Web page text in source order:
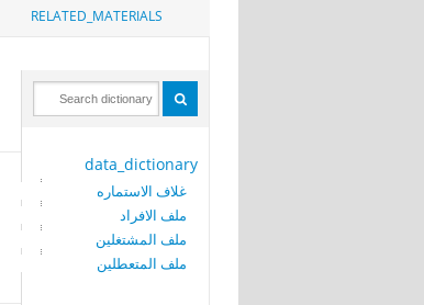
RELATED_MATERIALS
data_dictionary
غلاف الاستماره
ملف الافراد
ملف المشتغلين
ملف المتعطلين